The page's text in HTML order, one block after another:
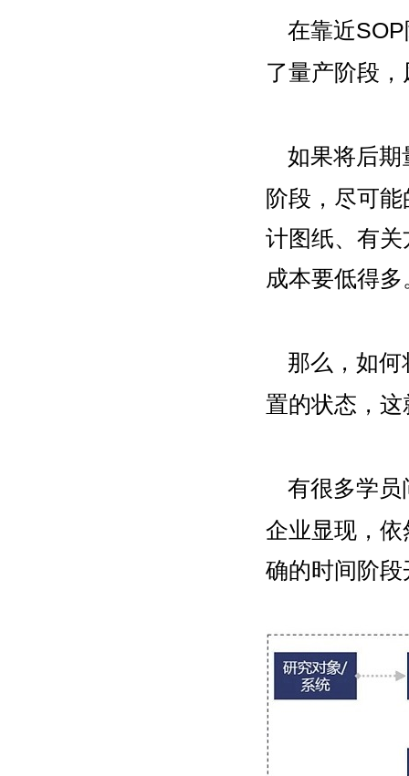
在靠近
了量产阶段
如果将后期
阶段，尽可
计图纸、有
成本要低得多
那么，如
置的状态，
有很多学员
企业显现，
确的时间阶